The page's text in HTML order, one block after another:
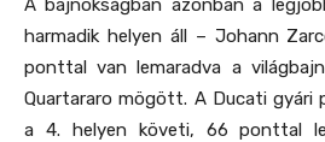
A bajnokságban azonban a
harmadik helyen áll – Johann
ponttal van lemaradva a
Quartararo mögött. A Ducati gyári
a 4. helyen követi, 66 ponttal